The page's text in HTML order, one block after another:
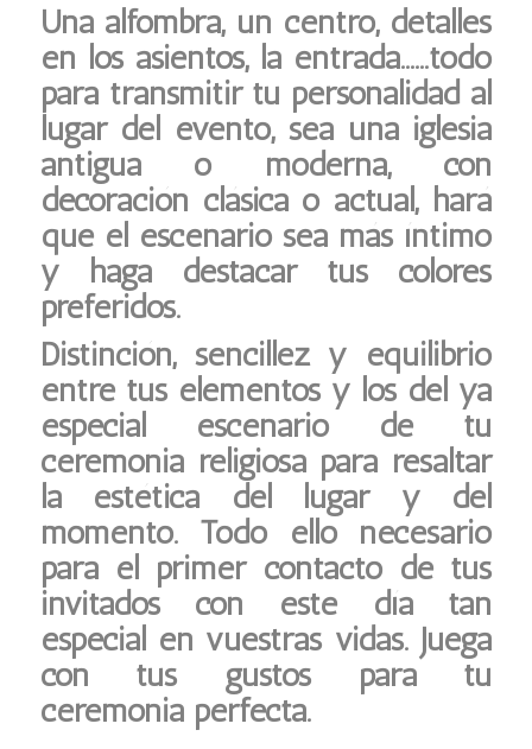
Una alfombra, un centro, detalles
en los asientos, la entrada……todo
para transmitir tu personalidad al
lugar del evento, sea una iglesia
antigua o moderna, con
decoración clásica o actual, hará
que el escenario sea más íntimo
y haga destacar tus colores
preferidos.
Distinción, sencillez y equilibrio
entre tus elementos y los del ya
especial escenario de tu
ceremonia religiosa para resaltar
la estética del lugar y del
momento. Todo ello necesario
para el primer contacto de tus
invitados con este día tan
especial en vuestras vidas. Juega
con tus gustos para tu
ceremonia perfecta.